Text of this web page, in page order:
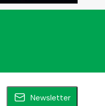
Newsletter